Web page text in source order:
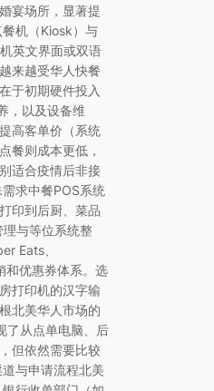
宴场所，显著提
机（Kiosk）与
英文界面或双语
来越受华人快餐
于初期硬件投入
，以及设备维
高客单价（系统
餐则成本更低，
适合疫情后非接
求中餐POS系统
印到后厨、菜品
与等位系统整
Eats、
和优惠券体系。选
打印机的汉字输
北美华人市场的
了从点单电脑、后
但依然需要比较
与申请流程北美